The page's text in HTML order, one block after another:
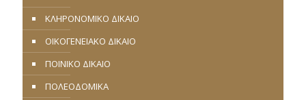
ΚΛΗΡΟΝΟΜΙΚΟ ΔΙΚΑΙΟ
ΟΙΚΟΓΕΝΕΙΑΚΟ ΔΙΚΑΙΟ
ΠΟΙΝΙΚΟ ΔΙΚΑΙΟ
ΠΟΛΕΟΔΟΜΙΚΑ